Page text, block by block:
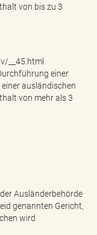
von bis zu 3
__45.html
einer
ausländischen
von mehr als 3
Ausländerbehörde
genannten Gericht,
wird